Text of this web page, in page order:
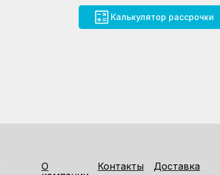
Калькулятор рассрочки
О
Контакты Доставка